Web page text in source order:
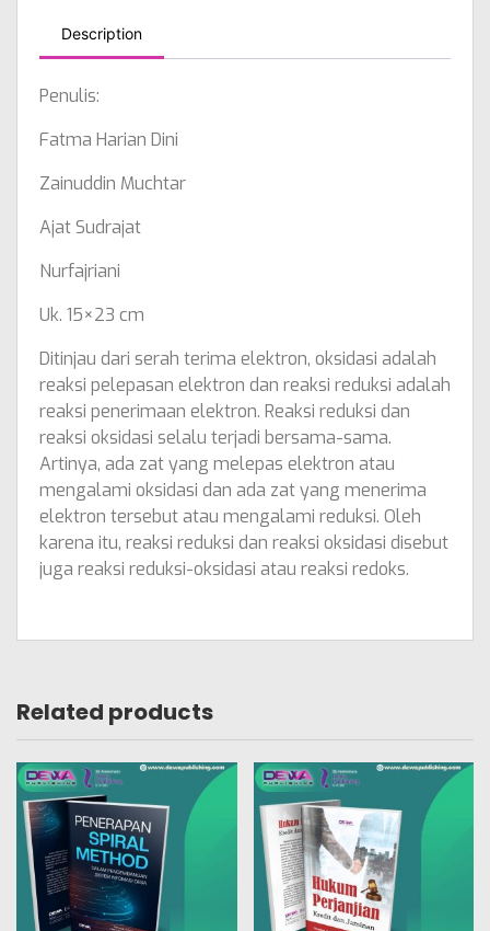
Description
Penulis:
Fatma Harian Dini
Zainuddin Muchtar
Ajat Sudrajat
Nurfajriani
Uk. 15×23 cm
Ditinjau dari serah terima elektron, oksidasi adalah
reaksi pelepasan elektron dan reaksi reduksi adalah
reaksi penerimaan elektron. Reaksi reduksi dan
reaksi oksidasi selalu terjadi bersama-sama.
Artinya, ada zat yang melepas elektron atau
mengalami oksidasi dan ada zat yang menerima
elektron tersebut atau mengalami reduksi. Oleh
karena itu, reaksi reduksi dan reaksi oksidasi disebut
juga reaksi reduksi-oksidasi atau reaksi redoks.
Related products